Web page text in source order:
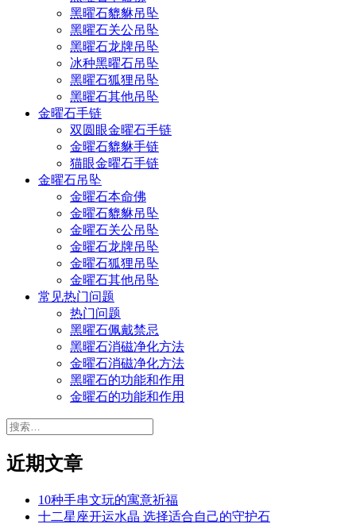
黑曜石貔貅吊坠
黑曜石关公吊坠
黑曜石龙牌吊坠
冰种黑曜石吊坠
黑曜石狐狸吊坠
黑曜石其他吊坠
金曜石手链
双圆眼金曜石手链
金曜石貔貅手链
猫眼金曜石手链
金曜石吊坠
金曜石本命佛
金曜石貔貅吊坠
金曜石关公吊坠
金曜石龙牌吊坠
金曜石狐狸吊坠
金曜石其他吊坠
常见热门问题
热门问题
黑曜石佩戴禁忌
黑曜石消磁净化方法
金曜石消磁净化方法
黑曜石的功能和作用
金曜石的功能和作用
搜
近期文章
10种手串文玩的寓意祈福
十二星座开运水晶 选择适合自己的守护石